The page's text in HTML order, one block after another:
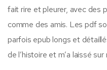
fait rire et pleurer, avec des
comme des amis. Les pdf
parfois epub longs et
de l’histoire et m’a laissé sur